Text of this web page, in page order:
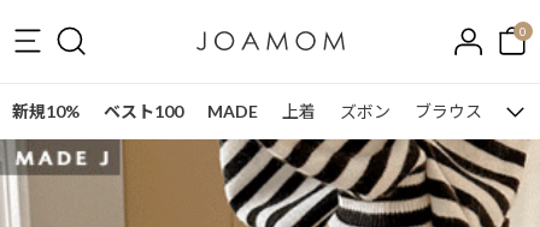
0
新規10% ベスト100 MADE 上着 ズボン ブラウス ワ